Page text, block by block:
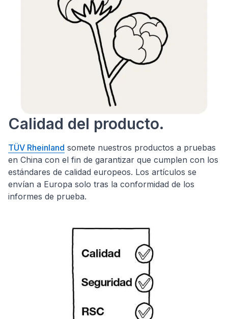
Calidad del producto.
TÜV Rheinland somete nuestros productos a pruebas
en China con el fin de garantizar que cumplen con los
estándares de calidad europeos. Los artículos se
envían a Europa solo tras la conformidad de los
informes de prueba.